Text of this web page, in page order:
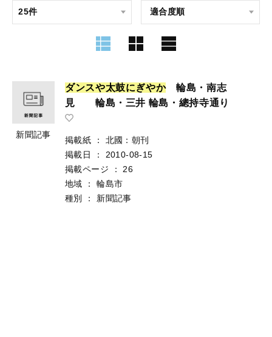
新聞記事
ダンスや太鼓にぎやか輪島・南志
見 輪島・三井 輪島・總持寺通り
掲載紙 ：
北國：朝刊
掲載日
：
2010-08-15
掲載ページ
：
26
地域
：
輪島市
種別
： 新聞記事